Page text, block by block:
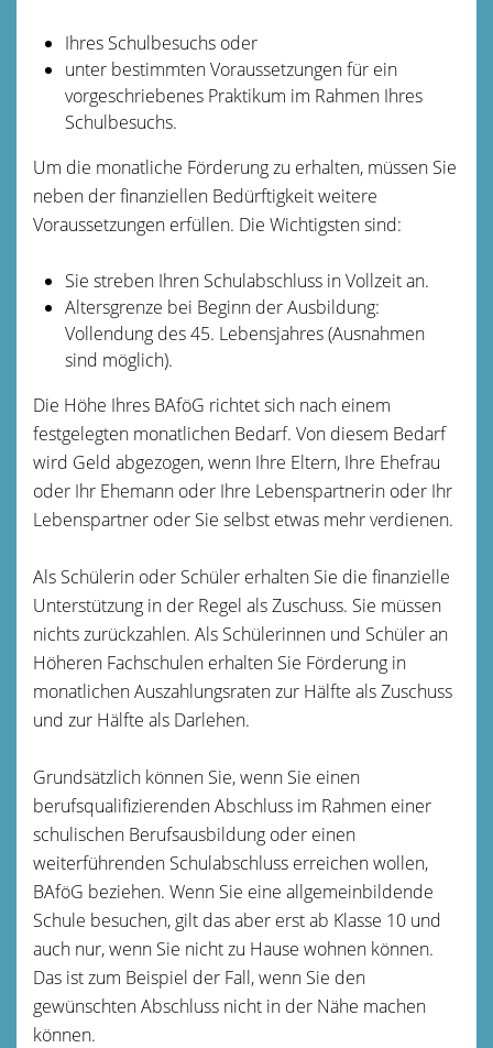
Ihres Schulbesuchs oder
unter bestimmten Voraussetzungen für ein
vorgeschriebenes Praktikum im Rahmen Ihres
Schulbesuchs.
Um die monatliche Förderung zu erhalten, müssen Sie
neben der finanziellen Bedürftigkeit weitere
Voraussetzungen erfüllen. Die Wichtigsten sind:
Sie streben Ihren Schulabschluss in Vollzeit an.
Altersgrenze bei Beginn der Ausbildung:
Vollendung des 45. Lebensjahres (Ausnahmen
sind möglich).
Die Höhe Ihres BAföG richtet sich nach einem
festgelegten monatlichen Bedarf. Von diesem Bedarf
wird Geld abgezogen, wenn Ihre Eltern, Ihre Ehefrau
oder Ihr Ehemann oder Ihre Lebenspartnerin oder Ihr
Lebenspartner oder Sie selbst etwas mehr verdienen.
Als Schülerin oder Schüler erhalten Sie die finanzielle
Unterstützung in der Regel als Zuschuss. Sie müssen
nichts zurückzahlen. Als Schülerinnen und Schüler an
Höheren Fachschulen erhalten Sie Förderung in
monatlichen Auszahlungsraten zur Hälfte als Zuschuss
und zur Hälfte als Darlehen.
Grundsätzlich können Sie, wenn Sie einen
berufsqualifizierenden Abschluss im Rahmen einer
schulischen Berufsausbildung oder einen
weiterführenden Schulabschluss erreichen wollen,
BAföG beziehen. Wenn Sie eine allgemeinbildende
Schule besuchen, gilt das aber erst ab Klasse 10 und
auch nur, wenn Sie nicht zu Hause wohnen können.
Das ist zum Beispiel der Fall, wenn Sie den
gewünschten Abschluss nicht in der Nähe machen
können.